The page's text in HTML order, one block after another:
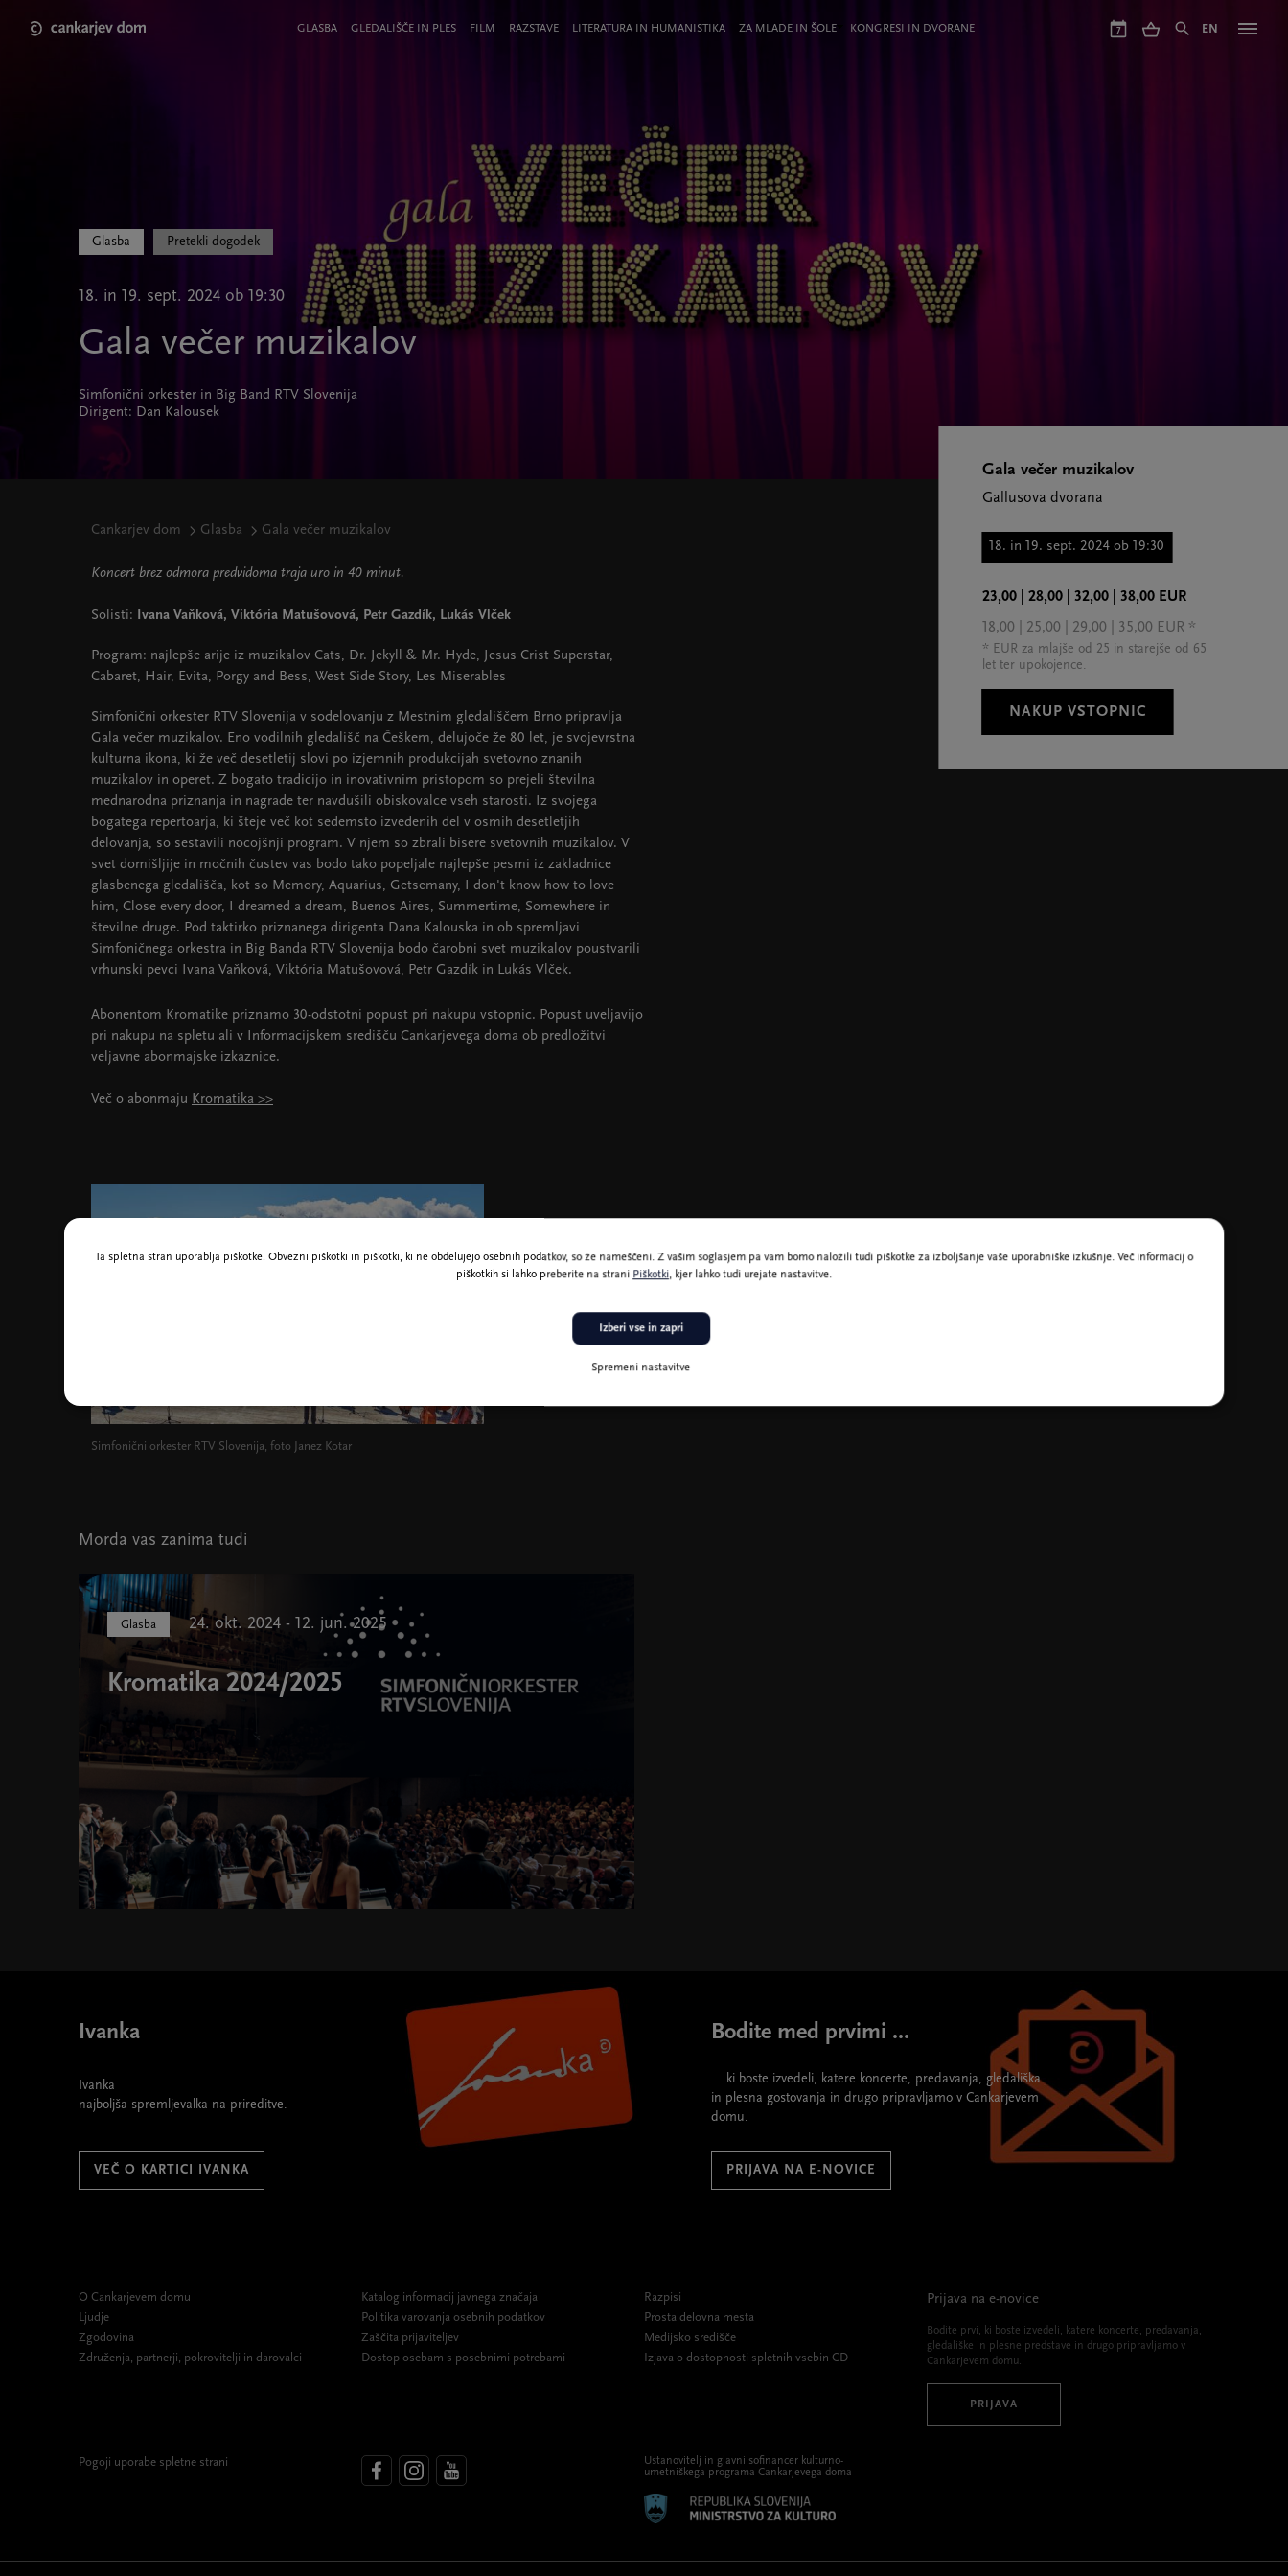
main
MeniGLASBA GLEDALIŠČE IN PLES FILM RAZSTAVE LITERATURA IN HUMANISTIKA ZA MLADE IN ŠOLE KONGRESI IN DVORANE 7 EN
Glasba Pretekli dogodek
18. in 19. sept. 2024 ob 19:30
Gala večer muzikalov
Simfonični orkester in Big Band RTV Slovenija
Dirigent: Dan Kalousek
Cankarjev dom Glasba Gala večer muzikalov
Koncert brez odmora predvidoma traja uro in 40 minut.
Solisti: Ivana Vaňková, Viktória Matušovová, Petr Gazdík, Lukás Vlček
Program: najlepše arije iz muzikalov Cats, Dr. Jekyll & Mr. Hyde, Jesus Crist Superstar,
Cabaret, Hair, Evita, Porgy and Bess, West Side Story, Les Miserables
Simfonični orkester RTV Slovenija v sodelovanju z Mestnim gledališčem Brno pripravlja
Gala večer muzikalov. Eno vodilnih gledališč na Češkem, delujoče že 80 let, je svojevrstna
kulturna ikona, ki že več desetletij slovi po izjemnih produkcijah svetovno znanih
muzikalov in operet. Z bogato tradicijo in inovativnim pristopom so prejeli številna
mednarodna priznanja in nagrade ter navdušili obiskovalce vseh starosti. Iz svojega
bogatega repertoarja, ki šteje več kot sedemsto izvedenih del v osmih desetletjih
delovanja, so sestavili nocojšnji program. V njem so zbrali bisere svetovnih muzikalov. V
svet domišljije in močnih čustev vas bodo tako popeljale najlepše pesmi iz zakladnice
glasbenega gledališča, kot so Memory, Aquarius, Getsemany, I don't know how to love
him, Close every door, I dreamed a dream, Buenos Aires, Summertime, Somewhere in
številne druge. Pod taktirko priznanega dirigenta Dana Kalouska in ob spremljavi
Simfoničnega orkestra in Big Banda RTV Slovenija bodo čarobni svet muzikalov poustvarili
vrhunski pevci Ivana Vaňková, Viktória Matušovová, Petr Gazdík in Lukás Vlček.
Abonentom Kromatike priznamo 30-odstotni popust pri nakupu vstopnic. Popust uveljavijo
pri nakupu na spletu ali v Informacijskem središču Cankarjevega doma ob predložitvi
veljavne abonmajske izkaznice.
Več o abonmaju Kromatika >>
Gala večer muzikalov
Gallusova dvorana
18. in 19. sept. 2024 ob 19:30
23,00 | 28,00 | 32,00 | 38,00 EUR
18,00 | 25,00 | 29,00 | 35,00 EUR *
* EUR za mlajše od 25 in starejše od 65
let ter upokojence.
NAKUP VSTOPNIC
Simfonični orkester RTV Slovenija, foto Janez Kotar
Morda vas zanima tudi
Glasba 24. okt. 2024 - 12. jun. 2025
Kromatika 2024/2025
Ivanka
Ivanka
najboljša spremljevalka na prireditve.
VEČ O KARTICI IVANKA
Bodite med prvimi ...
... ki boste izvedeli, katere koncerte, predavanja, gledališka
in plesna gostovanja in drugo pripravljamo v Cankarjevem
domu.
PRIJAVA NA E-NOVICE
O Cankarjevem domu
Ljudje
Zgodovina
Združenja, partnerji, pokrovitelji in darovalci
Katalog informacij javnega značaja
Politika varovanja osebnih podatkov
Zaščita prijaviteljev
Dostop osebam s posebnimi potrebami
Razpisi
Prosta delovna mesta
Medijsko središče
Izjava o dostopnosti spletnih vsebin CD
Prijava na e-novice
Bodite prvi, ki boste izvedeli, katere koncerte, predavanja,
gledališke in plesne predstave in drugo pripravljamo v
Cankarjevem domu.
PRIJAVA
Pogoji uporabe spletne strani
Ustanovitelj in glavni sofinancer kulturno-
umetniškega programa Cankarjevega doma
Ta spletna stran uporablja piškotke. Obvezni piškotki in piškotki, ki ne obdelujejo osebnih podatkov, so že nameščeni. Z vašim soglasjem pa vam bomo naložili tudi piškotke za izboljšanje vaše uporabniške izkušnje. Več informacij o
piškotkih si lahko preberite na strani Piškotki, kjer lahko tudi urejate nastavitve.
Spremeni nastavitve
Izberi vse in zapri